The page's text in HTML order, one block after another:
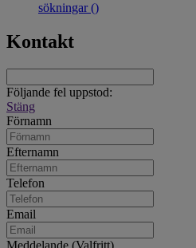
sökningar ()
Kontakt
Följande fel uppstod:
Stäng
Förnamn
Efternamn
Telefon
Email
Meddelande (Valfritt)